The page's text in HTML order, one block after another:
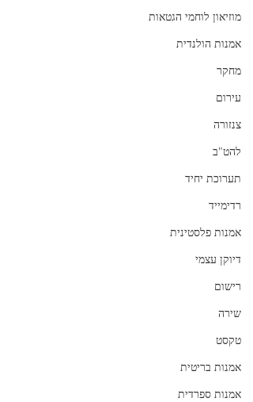
מוזיאון לוחמי הגטאות
אמנות הולנדית
מחקר
עירום
צנזורה
להט"ב
תערוכת יחיד
רדימייד
אמנות פלסטינית
דיוקן עצמי
רישום
שירה
טקסט
אמנות בריטית
אמנות ספרדית